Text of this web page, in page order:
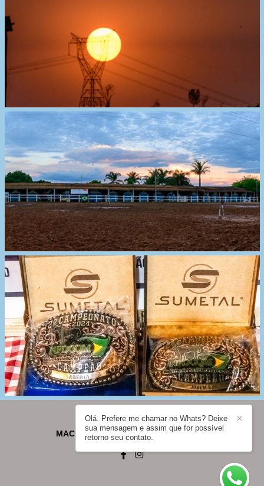
MACHADO - FOTOGRAFIA/ CONTATO
✕
Olá. Prefere me chamar no Whats? Deixe
sua mensagem e assim que for possível
retorno seu contato.